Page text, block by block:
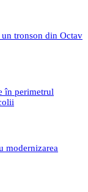
un tronson din Octav
în perimetrul
modernizarea